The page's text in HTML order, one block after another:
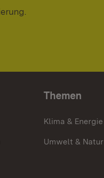
Themen
Klima & Energie
Umwelt & Natur